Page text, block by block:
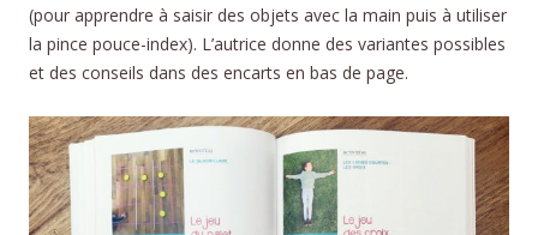
(pour apprendre à saisir des objets avec la main puis à utiliser
la pince pouce-index). L’autrice donne des variantes possibles
et des conseils dans des encarts en bas de page.